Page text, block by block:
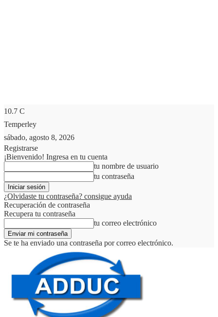
10.7 C
Temperley
sábado, agosto 8, 2026
Registrarse
¡Bienvenido! Ingresa en tu cuenta
tu nombre de usuario
tu contraseña
¿Olvidaste tu contraseña? consigue ayuda
Recuperación de contraseña
Recupera tu contraseña
tu correo electrónico
Se te ha enviado una contraseña por correo electrónico.